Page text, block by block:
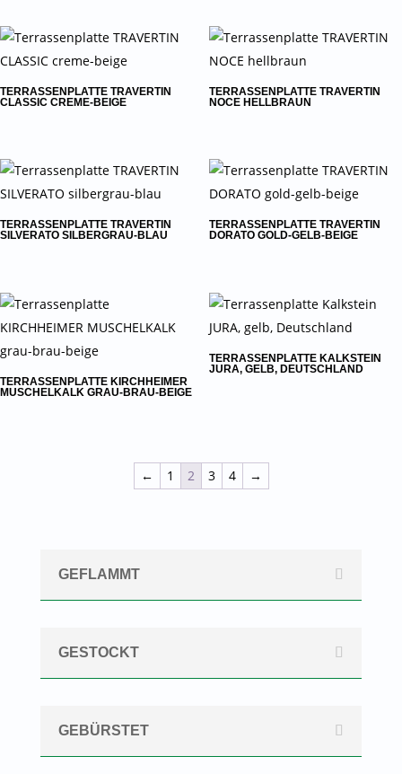
TERRASSENPLATTE TRAVERTIN
CLASSIC CREME-BEIGE
TERRASSENPLATTE TRAVERTIN
NOCE HELLBRAUN
TERRASSENPLATTE TRAVERTIN
SILVERATO SILBERGRAU-BLAU
TERRASSENPLATTE TRAVERTIN
DORATO GOLD-GELB-BEIGE
TERRASSENPLATTE KIRCHHEIMER
MUSCHELKALK GRAU-BRAU-BEIGE
TERRASSENPLATTE KALKSTEIN
JURA, GELB, DEUTSCHLAND
← 1 2 3 4 →
GEFLAMMT
GESTOCKT
GEBÜRSTET